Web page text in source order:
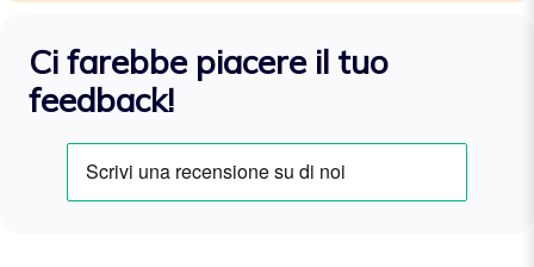
Ci farebbe piacere il tuo
feedback!